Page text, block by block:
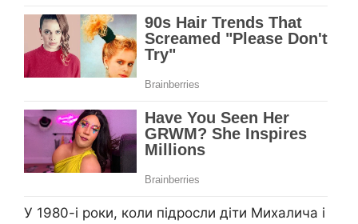
У 1980-і роки, коли підросли діти Михалича і